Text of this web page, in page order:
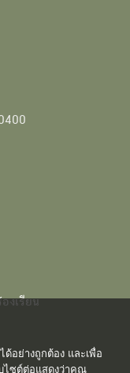
งเรียน
ด้อย่างถูกต้อง และเพื่อ
บไซต์ต่อแสดงว่าคุณ